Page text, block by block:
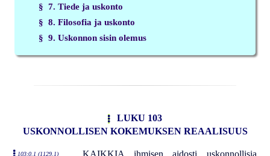
§ 7. Tiede ja uskonto
§ 8. Filosofia ja uskonto
§ 9. Uskonnon sisin olemus
LUKU 103
USKONNOLLISEN KOKEMUKSEN REAALISUUS
103:0.1 (1129.1)